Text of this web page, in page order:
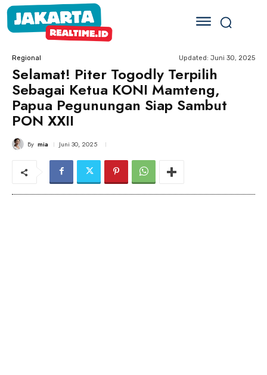
Regional Updated: Juni 30, 2025
Selamat! Piter Togodly Terpilih
Sebagai Ketua KONI Mamteng,
Papua Pegunungan Siap Sambut
PON XXII
By mia Juni 30, 2025